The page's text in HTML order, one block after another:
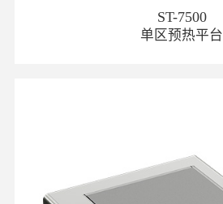
ST-7500
单区预热平台